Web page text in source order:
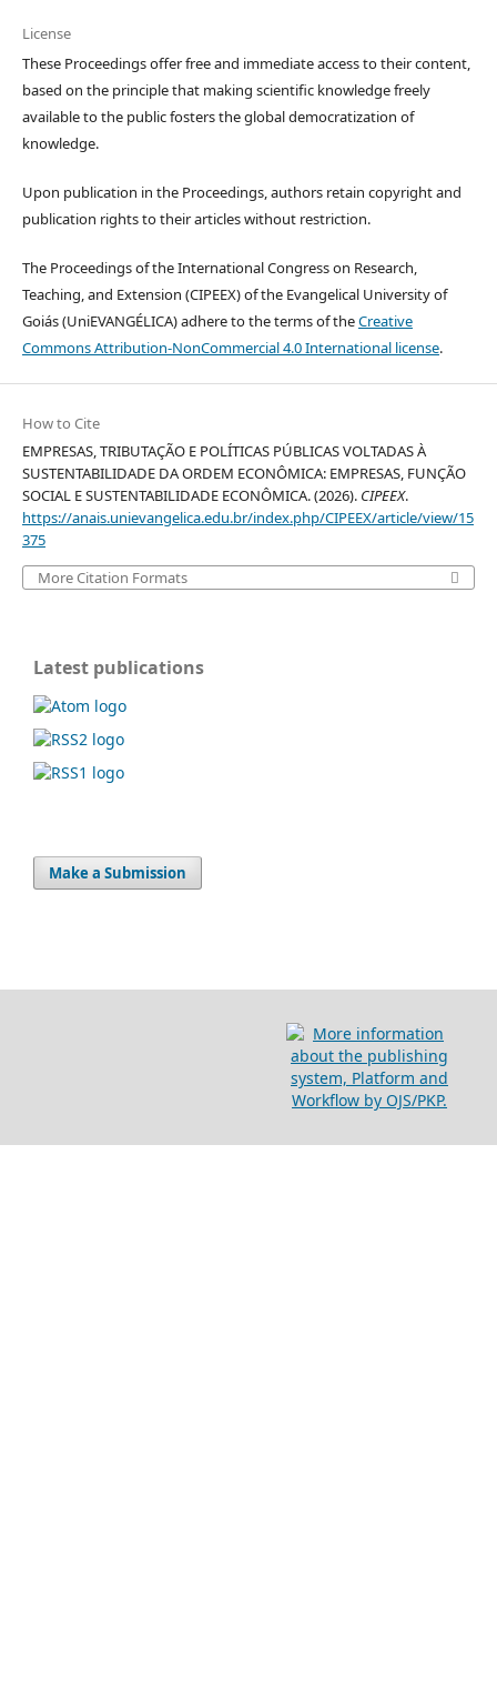
License
These Proceedings offer free and immediate access to their content,
based on the principle that making scientific knowledge freely
available to the public fosters the global democratization of
knowledge.
Upon publication in the Proceedings, authors retain copyright and
publication rights to their articles without restriction.
The Proceedings of the International Congress on Research,
Teaching, and Extension (CIPEEX) of the Evangelical University of
Goiás (UniEVANGÉLICA) adhere to the terms of theCreative
Commons Attribution-NonCommercial 4.0 International license.
How to Cite
EMPRESAS, TRIBUTAÇÃO E POLÍTICAS PÚBLICAS VOLTADAS À
SUSTENTABILIDADE DA ORDEM ECONÔMICA: EMPRESAS, FUNÇÃO
SOCIAL E SUSTENTABILIDADE ECONÔMICA. (2026). CIPEEX.
https://anais.unievangelica.edu.br/index.php/CIPEEX/article/view/15
375
More Citation Formats
Latest publications
Make a Submission